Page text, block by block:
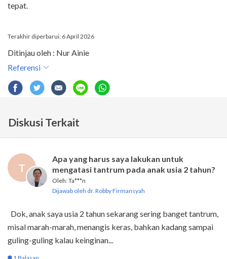
tepat.
Terakhir diperbarui: 6 April 2026